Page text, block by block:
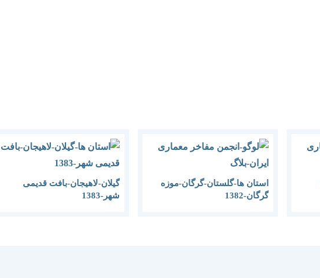
استان ها-گلستان-گرگان-موزه
گرگان-1382
گیلان-لاهیجان-بافت قدیمی
شهر-1383